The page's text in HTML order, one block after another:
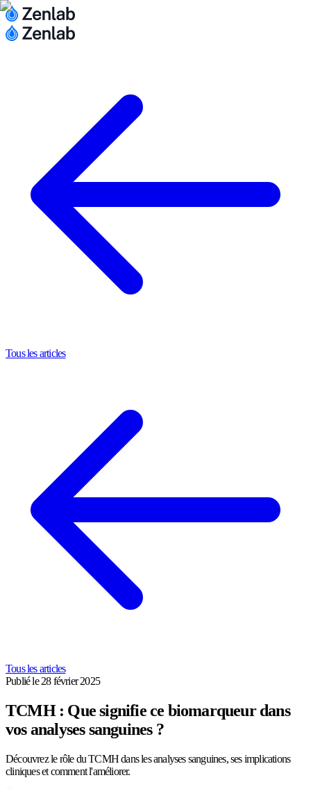
Tous les articles
Tous les articles
Publié le 28 février 2025
TCMH : Que signifie ce biomarqueur dans
vos analyses sanguines ?
Découvrez le rôle du TCMH dans les analyses sanguines, ses implications
cliniques et comment l'améliorer.